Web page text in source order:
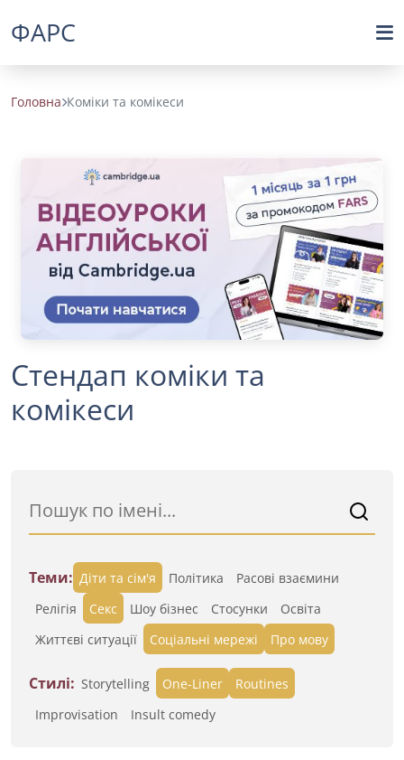
ФАРС
Головна Коміки та комікеси
Стендап коміки та
комікеси
Теми: Діти та сім'я Політика
Расові взаємини
Релігія
Секс Шоу бізнес Стосунки
Освіта
Життєві ситуації
Cоціальні мережі Про мову
Стилі: Storytelling One-Liner
Routines
Improvisation
Insult comedy